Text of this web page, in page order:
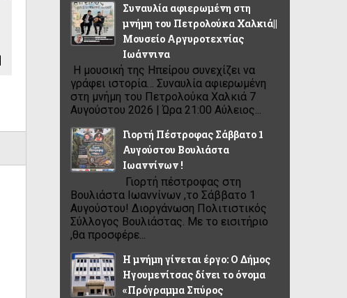
Συναυλία αφιερωμένη στη
μνήμη του Πετρολούκα Χαλκιά||
Μουσείο Αργυροτεχνίας
Ιωάννινα
Η μουσική της Ηπείρου συνεχίζει να
γράφει ιστορία… Συναυλία αφιερωμένη
στη μνήμη του Πετρολούκα Χαλκιά 7
Αυγούστου 2026 | Ώρα 21:00 Αύλειος...
Γιορτή Πέστροφας Σάββατο 1
Αυγούστου Βουλιάστα
Ιωαννίνων !
Γιορτή πέστροφας στη
Βουλιάστα Ιωαννίνων ,το Σάββατο 1
Αυγούστου! Διοργάνωση Πολιτιστικός
Σύλλογος Βουλιάστας. Με το εισιτήριο
,θα προσφέρε...
Η μνήμη γίνεται έργο: Ο Δήμος
Ηγουμενίτσας δίνει το όνομα
«Πρόγραμμα Σπύρος